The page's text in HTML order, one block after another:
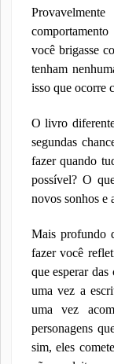
você brigasse
tenham
isso que ocorre
O livro
segundas
fazer quando
possível? O
novos sonhos e
Mais profundo
fazer você
que esperar
uma vez a
uma vez
personagens
sim, eles